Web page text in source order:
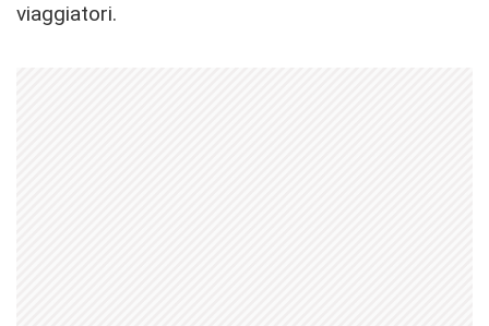
viaggiatori.